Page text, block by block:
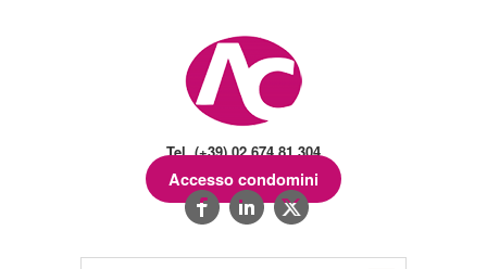
Tel. (+39) 02.674.81.304
Accesso condomini